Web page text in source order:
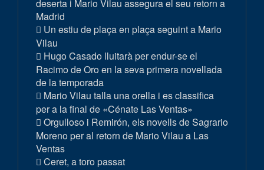
deserta i Mario Vilau assegura el seu retorn a
Madrid
Un estiu de plaça en plaça seguint a Mario
Vilau
Hugo Casado lluitarà per endur-se el
Racimo de Oro en la seva primera novellada
de la temporada
Mario Vilau talla una orella i es classifica
per a la final de «Cénate Las Ventas»
Orgulloso i Remirón, els novells de Sagrario
Moreno per al retorn de Mario Vilau a Las
Ventas
Ceret, a toro passat